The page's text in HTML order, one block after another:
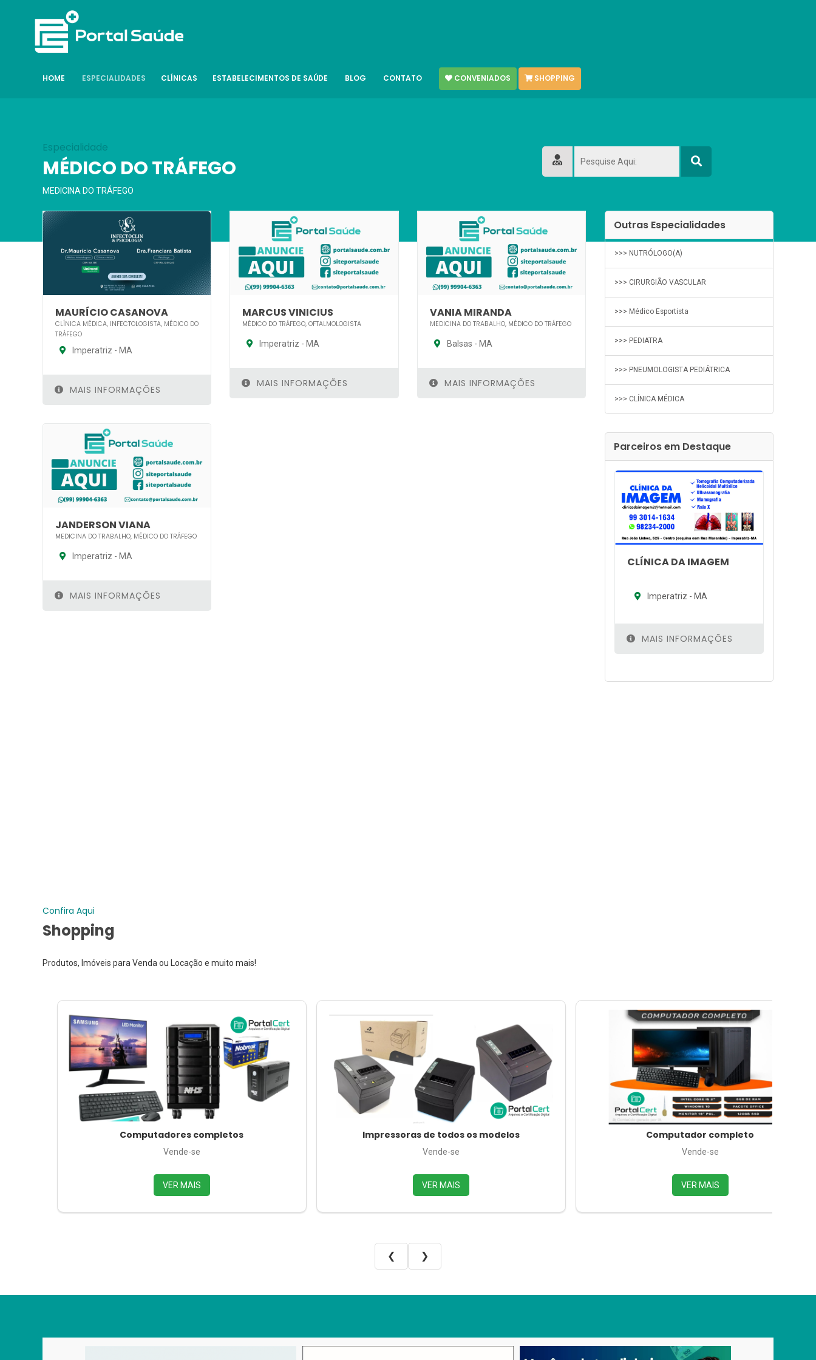
HOME ESPECIALIDADES CLÍNICAS ESTABELECIMENTOS DE SAÚDE BLOG CONTATO CONVENIADOS SHOPPING
Especialidade
MÉDICO DO TRÁFEGO
MEDICINA DO TRÁFEGO
MAURÍCIO CASANOVA
CLÍNICA MÉDICA, INFECTOLOGISTA, MÉDICO DO
TRÁFEGO
Imperatriz - MA
MAIS INFORMAÇÕES
MARCUS VINICIUS
MÉDICO DO TRÁFEGO, OFTALMOLOGISTA
Imperatriz - MA
MAIS INFORMAÇÕES
VANIA MIRANDA
MEDICINA DO TRABALHO, MÉDICO DO TRÁFEGO
Balsas - MA
MAIS INFORMAÇÕES
JANDERSON VIANA
MEDICINA DO TRABALHO, MÉDICO DO TRÁFEGO
Imperatriz - MA
MAIS INFORMAÇÕES
Outras Especialidades
>>> NUTRÓLOGO(A)
>>> CIRURGIÃO VASCULAR
>>> Médico Esportista
>>> PEDIATRA
>>> PNEUMOLOGISTA PEDIÁTRICA
>>> CLÍNICA MÉDICA
Parceiros em Destaque
CLÍNICA DA IMAGEM
Imperatriz - MA
MAIS INFORMAÇÕES
Confira Aqui
Shopping
Produtos, Imóveis para Venda ou Locação e muito mais!
Computadores completos
Vende-se
VER MAIS
Impressoras de todos os modelos
Vende-se
VER MAIS
Computador completo
Vende-se
VER MAIS
❮ ❯